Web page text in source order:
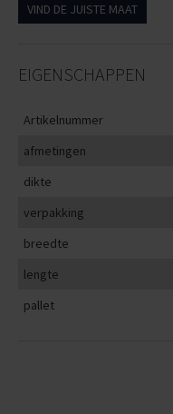
VIND DE JUISTE MAAT
EIGENSCHAPPEN
Artikelnummer
afmetingen
dikte
verpakking
breedte
lengte
pallet